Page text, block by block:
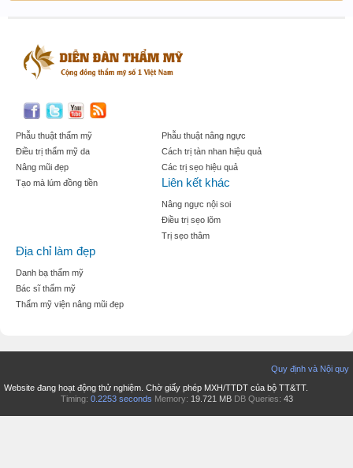
Phẫu thuật thẩm mỹ
Điều trị thẩm mỹ da
Nâng mũi đẹp
Tạo mà lúm đồng tiền
Phẫu thuật nâng ngực
Cách trị tàn nhan hiệu quả
Các trị sẹo hiệu quả
Liên kết khác
Nâng ngực nội soi
Điều trị sẹo lõm
Trị sẹo thâm
Địa chỉ làm đẹp
Danh bạ thẩm mỹ
Bác sĩ thẩm mỹ
Thẩm mỹ viện nâng mũi đẹp
Quy định và Nội quy
Website đang hoạt động thử nghiệm. Chờ giấy phép MXH/TTDT của bộ TT&TT.
Timing: 0.2253 seconds Memory: 19.721 MB DB Queries: 43